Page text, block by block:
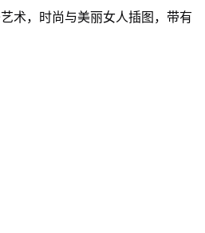
术，时尚与美丽女人插图，带有